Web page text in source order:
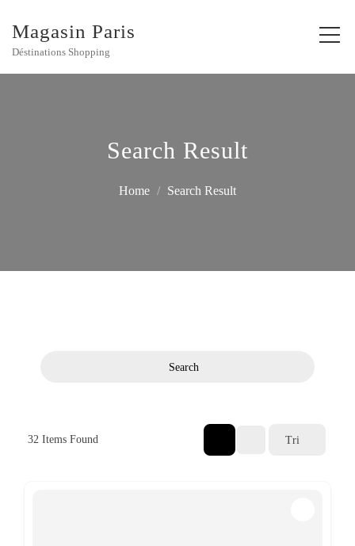
Magasin Paris
Déstinations Shopping
Search Result
Home Search Result
Search
32 Items Found Tri